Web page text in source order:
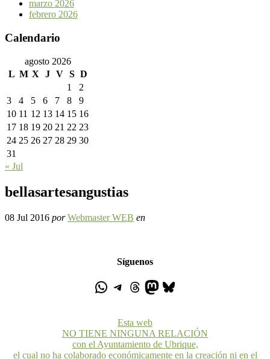
marzo 2026
febrero 2026
Calendario
agosto 2026
L M X J V S D
1
2
3
4 5 6 7 8
9
10 11 12 13 14 15 16
17 18 19 20 21 22 23
24 25 26 27 28 29 30
31
« Jul
bellasartesangustias
08 Jul 2016 por Webmaster WEB en
Síguenos
Esta web
NO TIENE NINGUNA RELACIÓN
con el Ayuntamiento de Ubrique,
el cual no ha colaborado económicamente en la creación ni en el